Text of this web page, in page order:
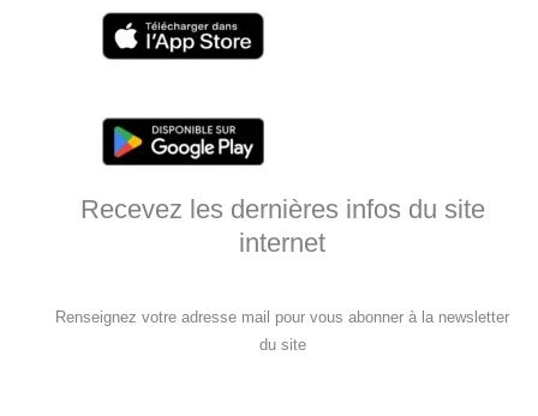
Recevez les dernières infos du site
internet
Renseignez votre adresse mail pour vous abonner à la newsletter
du site